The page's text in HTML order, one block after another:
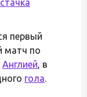
первый
матч по
Англией, в
гола.